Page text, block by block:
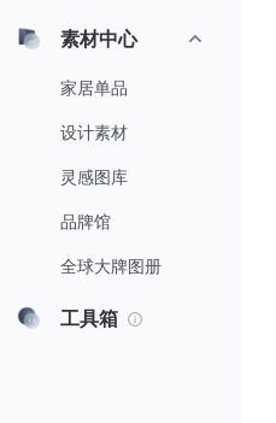
素材中心
家居单品
设计素材
灵感图库
品牌馆
全球大牌图册
工具箱